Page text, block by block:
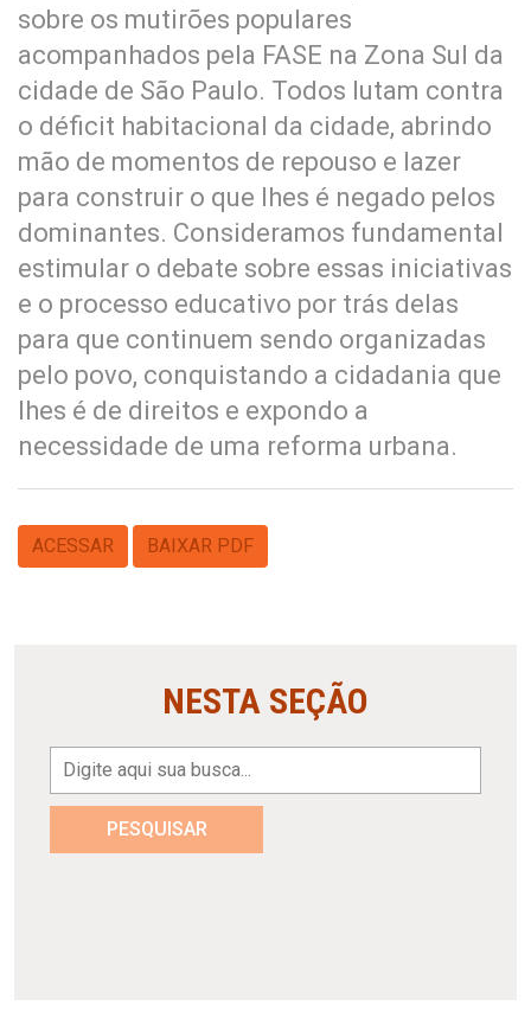
sobre os mutirões populares
acompanhados pela FASE na Zona Sul da
cidade de São Paulo. Todos lutam contra
o déficit habitacional da cidade, abrindo
mão de momentos de repouso e lazer
para construir o que lhes é negado pelos
dominantes. Consideramos fundamental
estimular o debate sobre essas iniciativas
e o processo educativo por trás delas
para que continuem sendo organizadas
pelo povo, conquistando a cidadania que
lhes é de direitos e expondo a
necessidade de uma reforma urbana.
ACESSAR BAIXAR PDF
NESTA SEÇÃO
PESQUISAR